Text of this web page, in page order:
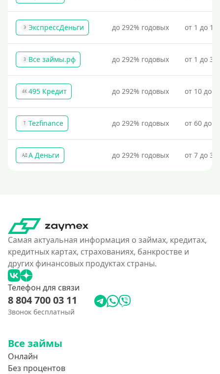
Процент
Под 1 %
С пролонгацией (продлением)
Под высокий процент
Без комиссии
В рассрочку
Бесплатно
Без процентов
Условия
С возможностью частичного погашения
Без страховок и комиссий
Со страховкой
Повторный
Без предоплат
Без электронной почты
Э ЭкспрессДеньги до 292% годовых от 1 до
З Все займы.рф до 292% годовых от 1 до
4К 495 Кредит до 292% годовых от 10 до
T Tezfinance до 292% годовых от 60 до
АД А Деньги до 292% годовых от 7 до
Самая актуальная информация о займах, кредитах,
кредитных картах, страхованиях, банкростве и
других финансовых продуктах страны.
Телефон для связи
8 804 700 03 11
Звонок бесплатный
Все займы
Онлайн
Без процентов